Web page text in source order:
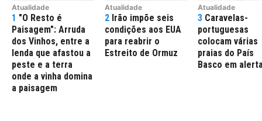
Atualidade
1 "O Resto é
Paisagem": Arruda
dos Vinhos, entre a
lenda que afastou a
peste e a terra
onde a vinha domina
a paisagem
Atualidade
2 Irão impõe seis
condições aos EUA
para reabrir o
Estreito de Ormuz
Atualidade
3 Caravelas-
portuguesas
colocam várias
praias do País
Basco em